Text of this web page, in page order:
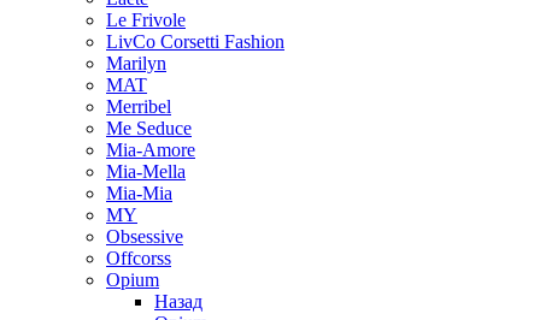
Le Frivole
LivCo Corsetti Fashion
Marilyn
MAT
Merribel
Me Seduce
Mia-Amore
Mia-Mella
Mia-Mia
MY
Obsessive
Offcorss
Opium
Назад